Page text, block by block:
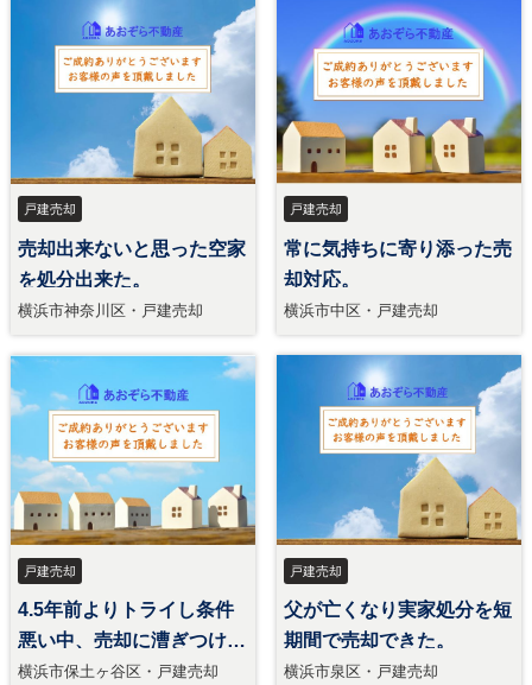
戸建売却
売却出来ないと思った空家
を処分出来た。
横浜市神奈川区・戸建売却
戸建売却
常に気持ちに寄り添った売
却対応。
横浜市中区・戸建売却
戸建売却
4.5年前よりトライし条件
悪い中、売却に漕ぎつけら
れた。
横浜市保土ヶ谷区・戸建売却
戸建売却
父が亡くなり実家処分を短
期間で売却できた。
横浜市泉区・戸建売却